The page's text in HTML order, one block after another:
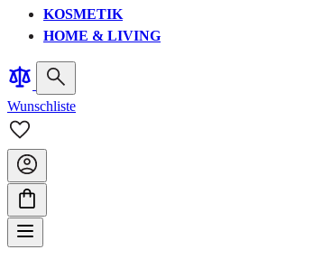
KOSMETIK
HOME & LIVING
Wunschliste